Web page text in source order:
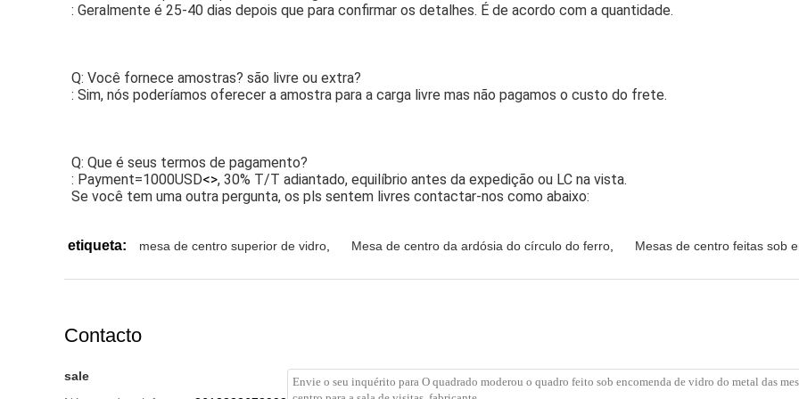
: Geralmente é 25-40 dias depois que para confirmar os detalhes. É de acordo com a quantidade.
Q: Você fornece amostras? são livre ou extra?
: Sim, nós poderíamos oferecer a amostra para a carga livre mas não pagamos o custo do frete.
Q: Que é seus termos de pagamento?
: Payment=1000USD<>, 30% T/T adiantado, equilíbrio antes da expedição ou LC na vista.
Se você tem uma outra pergunta, os pls sentem livres contactar-nos como abaixo:
etiqueta: mesa de centro superior de vidro Mesa de centro da ardósia do círculo do ferro Mesas de centro feitas sob
Contacto
sale